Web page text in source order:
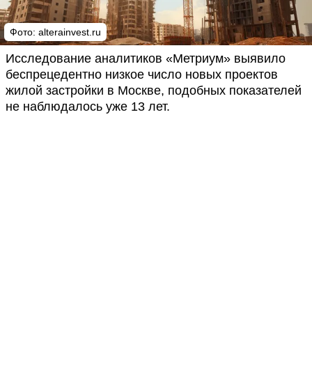
Фото: alterainvest.ru
Исследование аналитиков «Метриум» выявило
беспрецедентно низкое число новых проектов
жилой застройки в Москве, подобных показателей
не наблюдалось уже 13 лет.